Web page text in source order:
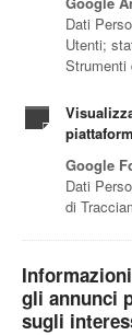
Dati
Utenti;
Strumenti
Google
Dati
di
gli annunci
sugli